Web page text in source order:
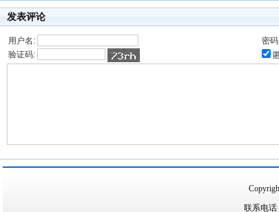
发表评论
用户名:
密
验证码:
联系电话